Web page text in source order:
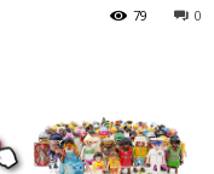
0
79